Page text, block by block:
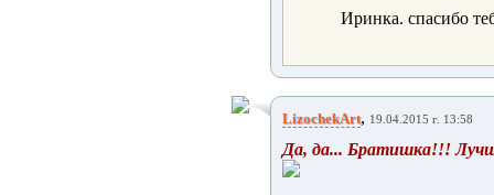
Иринка. спасибо
LizochekArt, 19.04.2015 г. 13:58
Да, да... Братишка!!!